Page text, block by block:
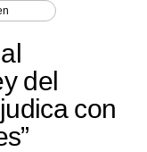
del
con